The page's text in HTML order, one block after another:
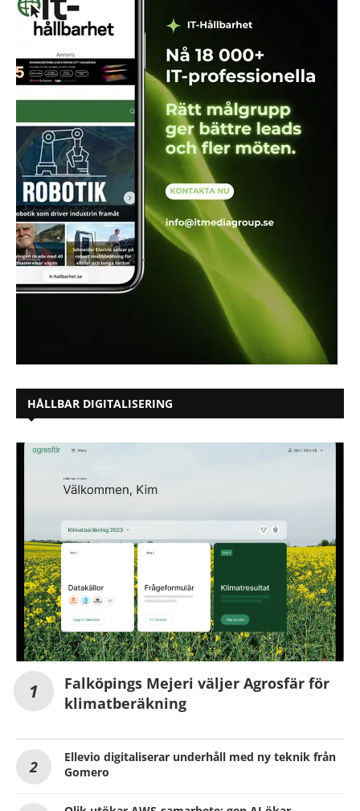
HÅLLBAR DIGITALISERING
Falköpings Mejeri väljer Agrosfär för
klimatberäkning
Ellevio digitaliserar underhåll med ny teknik från
Gomero